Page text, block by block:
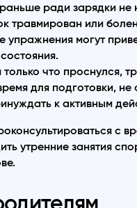
ради зарядки не
травмирован или
упражнения могут
что проснулся,
для подготовки, не
к активным
с
утренние занятия